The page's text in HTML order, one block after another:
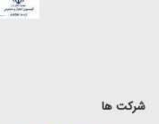
شرکت ها